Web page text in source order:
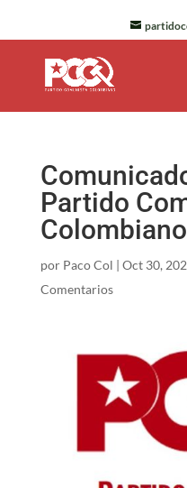
Partido
por Paco Col | Oct 30,
Comentarios